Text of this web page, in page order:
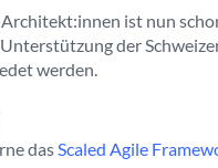
ist nun
der
werden.
dasScaled Agile